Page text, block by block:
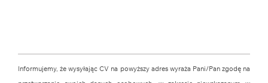
Informujemy, że wysyłając CV na powyższy adres wyraża Pani/Pan zgodę na